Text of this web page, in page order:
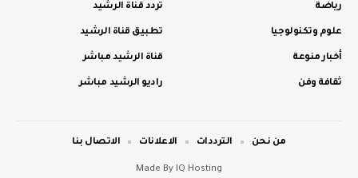
رياضة
علوم وتكنولوجيا
أخبار منوعة
ثقافة وفن
تردد قناة الرشيد
تطبيق قناة الرشيد
قناة الرشيد مباشر
راديو الرشيد مباشر
Made By IQ Hosting
من نحن الترددات الاعلانات الاتصال بنا